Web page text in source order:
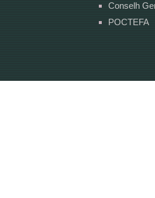
Conselh
POCTEFA